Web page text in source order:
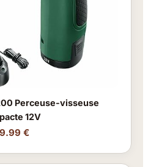
Perceuse-visseuse
12V
€